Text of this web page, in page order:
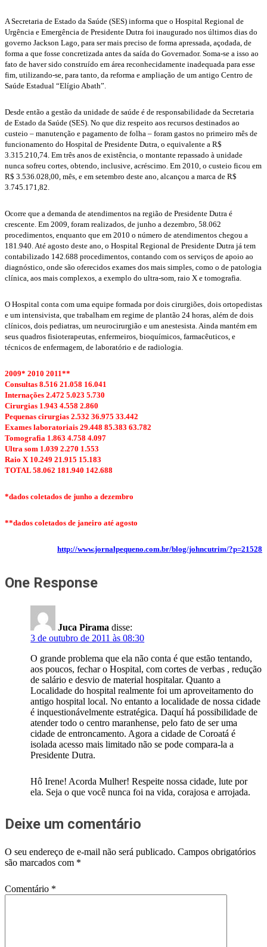
A Secretaria de Estado da Saúde (SES) informa que o Hospital Regional de
Urgência e Emergência de Presidente Dutra foi inaugurado nos últimos dias do
governo Jackson Lago, para ser mais preciso de forma apressada, açodada, de
forma a que fosse concretizada antes da saída do Governador. Soma-se a isso ao
fato de haver sido construído em área reconhecidamente inadequada para esse
fim, utilizando-se, para tanto, da reforma e ampliação de um antigo Centro de
Saúde Estadual “Elígio Abath”.
Desde então a gestão da unidade de saúde é de responsabilidade da Secretaria
de Estado da Saúde (SES). No que diz respeito aos recursos destinados ao
custeio – manutenção e pagamento de folha – foram gastos no primeiro mês de
funcionamento do Hospital de Presidente Dutra, o equivalente a R$
3.315.210,74. Em três anos de existência, o montante repassado à unidade
nunca sofreu cortes, obtendo, inclusive, acréscimo. Em 2010, o custeio ficou em
R$ 3.536.028,00, mês, e em setembro deste ano, alcançou a marca de R$
3.745.171,82.
Ocorre que a demanda de atendimentos na região de Presidente Dutra é
crescente. Em 2009, foram realizados, de junho a dezembro, 58.062
procedimentos, enquanto que em 2010 o número de atendimentos chegou a
181.940. Até agosto deste ano, o Hospital Regional de Presidente Dutra já tem
contabilizado 142.688 procedimentos, contando com os serviços de apoio ao
diagnóstico, onde são oferecidos exames dos mais simples, como o de patologia
clínica, aos mais complexos, a exemplo do ultra-som, raio X e tomografia.
O Hospital conta com uma equipe formada por dois cirurgiões, dois ortopedistas
e um intensivista, que trabalham em regime de plantão 24 horas, além de dois
clínicos, dois pediatras, um neurocirurgião e um anestesista. Ainda mantém em
seus quadros fisioterapeutas, enfermeiros, bioquímicos, farmacêuticos, e
técnicos de enfermagem, de laboratório e de radiologia.
2009* 2010 2011**
Consultas 8.516 21.058 16.041
Internações 2.472 5.023 5.730
Cirurgias 1.943 4.558 2.860
Pequenas cirurgias 2.532 36.975 33.442
Exames laboratoriais 29.448 85.383 63.782
Tomografia 1.863 4.758 4.097
Ultra som 1.039 2.270 1.553
Raio X 10.249 21.915 15.183
TOTAL 58.062 181.940 142.688
*dados coletados de junho a dezembro
**dados coletados de janeiro até agosto
http://www.jornalpequeno.com.br/blog/johncutrim/?p=21528
One Response
Juca Pirama disse:
3 de outubro de 2011 às 08:30
O grande problema que ela não conta é que estão tentando,
aos poucos, fechar o Hospital, com cortes de verbas , redução
de salário e desvio de material hospitalar. Quanto a
Localidade do hospital realmente foi um aproveitamento do
antigo hospital local. No entanto a localidade de nossa cidade
é inquestionávelmente estratégica. Daquí há possibilidade de
atender todo o centro maranhense, pelo fato de ser uma
cidade de entroncamento. Agora a cidade de Coroatá é
isolada acesso mais limitado não se pode compara-la a
Presidente Dutra.
Hô Irene! Acorda Mulher! Respeite nossa cidade, lute por
ela. Seja o que você nunca foi na vida, corajosa e arrojada.
Deixe um comentário
O seu endereço de e-mail não será publicado. Campos obrigatórios
são marcados com *
Comentário *